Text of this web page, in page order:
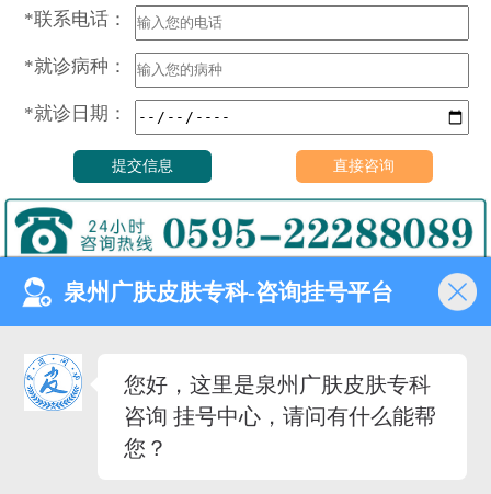
*联系电话：
*就诊病种：
*就诊日期：
门诊时间（无假日医院）
8:00—18:00
健康热线
0595-22288089
医院地址
泉州广肤皮肤专科-咨询挂号平台
您好，这里是泉州广肤皮肤专科
咨询 挂号中心，请问有什么能帮
您？